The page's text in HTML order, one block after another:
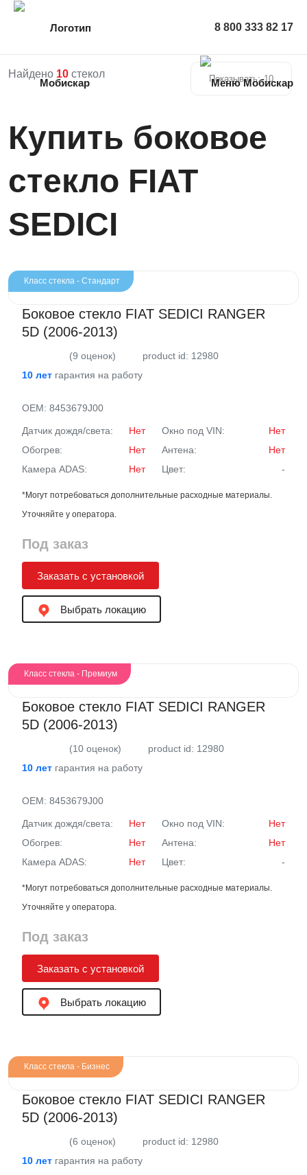
8 800 333 82 17
Найдено 10 стекол Показывать: 10
Купить боковое
стекло FIAT
SEDICI
Класс стекла - Стандарт
Боковое стекло FIAT SEDICI RANGER
5D (2006-2013)
(9 оценок)
product id: 12980
10 лет гарантия на работу
OEM: 8453679J00
Датчик дождя/света: Нет Окно под VIN:
Нет
Обогрев:
Нет Антена:
Нет
Камера ADAS:
Нет Цвет: -
*Могут потребоваться дополнительные расходные материалы.
Уточняйте у оператора.
Под заказ
Заказать с установкой
Выбрать локацию
Класс стекла - Премиум
Боковое стекло FIAT SEDICI RANGER
5D (2006-2013)
(10 оценок)
product id: 12980
10 лет гарантия на работу
OEM: 8453679J00
Датчик дождя/света: Нет Окно под VIN:
Нет
Обогрев:
Нет Антена:
Нет
Камера ADAS:
Нет Цвет: -
*Могут потребоваться дополнительные расходные материалы.
Уточняйте у оператора.
Под заказ
Заказать с установкой
Выбрать локацию
Класс стекла - Бизнес
Боковое стекло FIAT SEDICI RANGER
5D (2006-2013)
(6 оценок)
product id: 12980
10 лет гарантия на работу